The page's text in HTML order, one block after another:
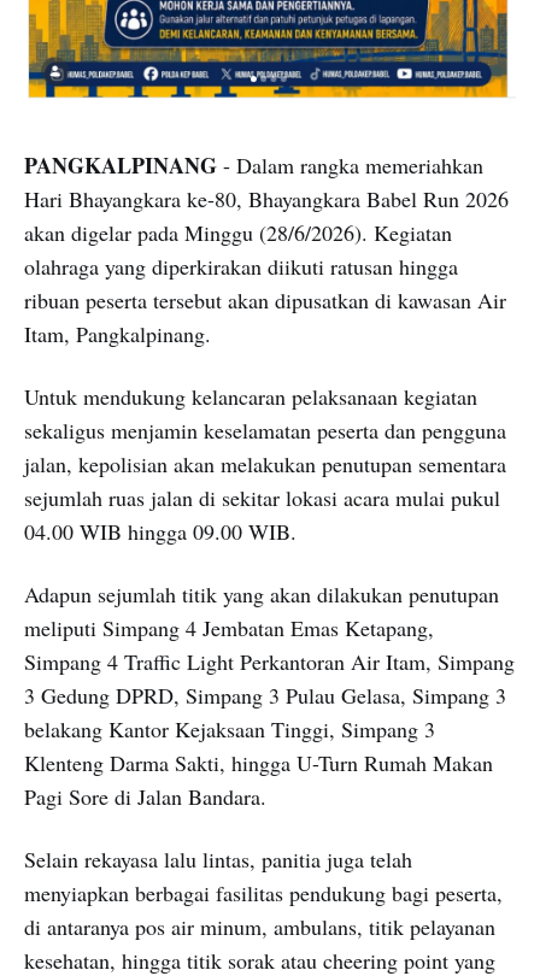
PANGKALPINANG - Dalam rangka memeriahkan
Hari Bhayangkara ke-80, Bhayangkara Babel Run 2026
akan digelar pada Minggu (28/6/2026). Kegiatan
olahraga yang diperkirakan diikuti ratusan hingga
ribuan peserta tersebut akan dipusatkan di kawasan Air
Itam, Pangkalpinang.
Untuk mendukung kelancaran pelaksanaan kegiatan
sekaligus menjamin keselamatan peserta dan pengguna
jalan, kepolisian akan melakukan penutupan sementara
sejumlah ruas jalan di sekitar lokasi acara mulai pukul
04.00 WIB hingga 09.00 WIB.
Adapun sejumlah titik yang akan dilakukan penutupan
meliputi Simpang 4 Jembatan Emas Ketapang,
Simpang 4 Traffic Light Perkantoran Air Itam, Simpang
3 Gedung DPRD, Simpang 3 Pulau Gelasa, Simpang 3
belakang Kantor Kejaksaan Tinggi, Simpang 3
Klenteng Darma Sakti, hingga U-Turn Rumah Makan
Pagi Sore di Jalan Bandara.
Selain rekayasa lalu lintas, panitia juga telah
menyiapkan berbagai fasilitas pendukung bagi peserta,
di antaranya pos air minum, ambulans, titik pelayanan
kesehatan, hingga titik sorak atau cheering point yang